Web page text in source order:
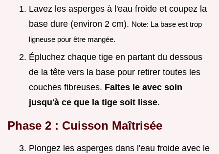
Lavez les asperges à l'eau froide et coupez la
base dure (environ 2 cm). Note: La base est trop
ligneuse pour être mangée.
Épluchez chaque tige en partant du dessous
de la tête vers la base pour retirer toutes les
couches fibreuses. Faites le avec soin
jusqu'à ce que la tige soit lisse.
Phase 2 : Cuisson Maîtrisée
Plongez les asperges dans l'eau froide avec le